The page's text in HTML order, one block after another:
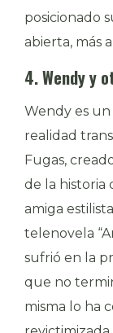
posicionado
abierta, más
4. Wendy y
Wendy es
realidad
Fugas,
de la historia
amiga
telenovela
sufrió en la
que no
misma lo ha